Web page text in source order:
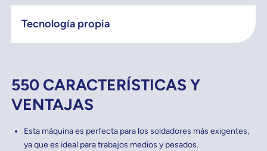
Tecnología propia
550 CARACTERÍSTICAS Y
VENTAJAS
Esta máquina es perfecta para los soldadores más exigentes,
ya que es ideal para trabajos medios y pesados.